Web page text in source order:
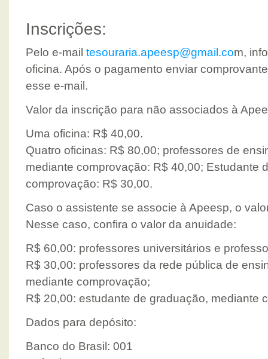
Inscrições:
Pelo e-mail tesouraria.apeesp@gmail.com,
oficina. Após o pagamento enviar
esse e-mail.
Valor da inscrição para não associados à
Uma oficina: R$ 40,00.
Quatro oficinas: R$ 80,00; professores de
mediante comprovação: R$ 40,00; Estudante
comprovação: R$ 30,00.
Caso o assistente se associe à Apeesp, o
Nesse caso, confira o valor da anuidade:
R$ 60,00: professores universitários e
R$ 30,00: professores da rede pública de
mediante comprovação;
R$ 20,00: estudante de graduação, mediante
Dados para depósito:
Banco do Brasil: 001